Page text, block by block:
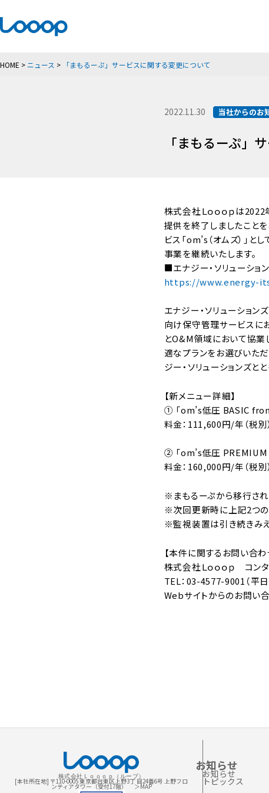
HOME > ニュース > 「まもるーぷ」サービスに関する変更について
2022.11.30 当社からのお
「まもるーぷ」
株式会社Ｌｏｏｏｐは
提供を終了しましたこと
ビス「om’s（オムズ）」
事業を継続いたします。
■エナジー・ソリューショ
https://www.energy-
エナジー・ソリューショ
向け保守管理サービスに
とO&M領域において協業
適なプランをお選びいた
ジー・ソリューションズ
【新メニュー詳細】
① 「om’s低圧 BASIC
料金：111,600円/年（税別）
② 「om’s低圧
料金：160,000円/年（税別）
※まもるーぷから移行され
※次回更新時に上記2つの
※監視装置は引き続きみ
【本件に関するお問い合わ
株式会社Ｌｏｏｏｐ コン
TEL：03-4577-9001（平
Webサイトからのお問い合
株式会社Ｌｏｏｏｐ（ループ）
[本社所在地] 〒110-0005 東京都台東区上野3丁 目24番6号 上野フロ
ンティアタワー（受付17階） ＞MAP
お知らせ
お知らせ
トピックス